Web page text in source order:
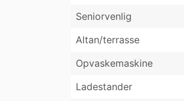
Seniorvenlig
Altan/terrasse
Opvaskemaskine
Ladestander